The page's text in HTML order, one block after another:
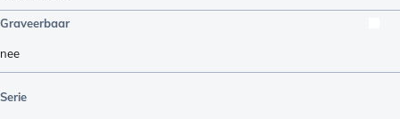
Graveerbaar
nee
Serie